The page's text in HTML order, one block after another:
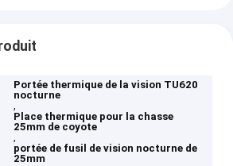
Portée thermique de la vision TU620
nocturne
,
Place thermique pour la chasse
25mm de coyote
,
portée de fusil de vision nocturne de
25mm